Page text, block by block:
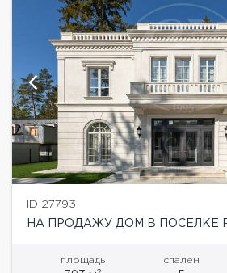
ID 27793
НА ПРОДАЖУ ДОМ В ПОСЕЛКЕ
площадь спален